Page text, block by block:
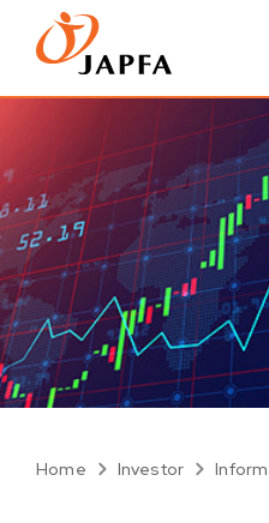
Home Investor